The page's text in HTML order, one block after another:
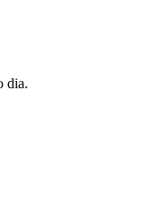
dia.